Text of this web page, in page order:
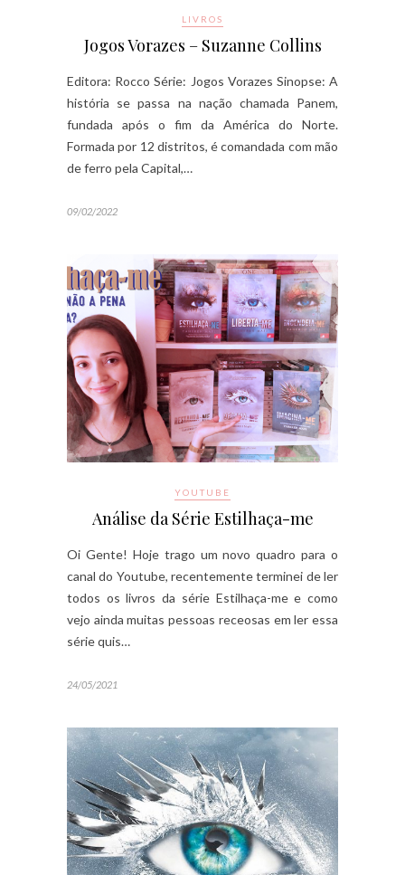
LIVROS
Jogos Vorazes – Suzanne Collins
Editora: Rocco Série: Jogos Vorazes Sinopse: A
história se passa na nação chamada Panem,
fundada após o fim da América do Norte.
Formada por 12 distritos, é comandada com mão
de ferro pela Capital,…
09/02/2022
YOUTUBE
Análise da Série Estilhaça-me
Oi Gente! Hoje trago um novo quadro para o
canal do Youtube, recentemente terminei de ler
todos os livros da série Estilhaça-me e como
vejo ainda muitas pessoas receosas em ler essa
série quis…
24/05/2021